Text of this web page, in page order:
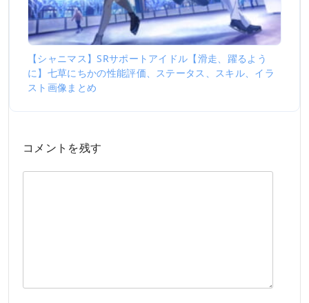
【シャニマス】SRサポートアイドル【滑走、躍るよう
に】七草にちかの性能評価、ステータス、スキル、イラ
スト画像まとめ
コメントを残す